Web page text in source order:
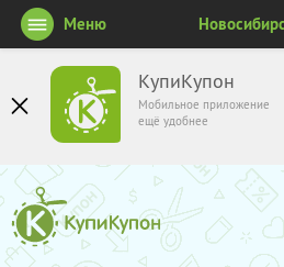
КупиКупон
Мобильное приложение
ещё удобнее
Меню